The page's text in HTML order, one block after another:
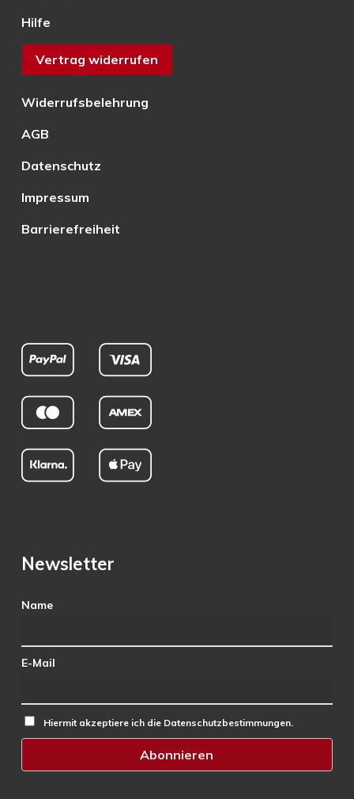
Hilfe
Vertrag widerrufen
Widerrufsbelehrung
AGB
Datenschutz
Impressum
Barrierefreiheit
Newsletter
Name
E-Mail
Hiermit akzeptiere ich die Datenschutzbestimmungen.